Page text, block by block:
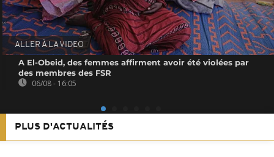
ALLER À LA VIDEO
A El-Obeid, des femmes affirment avoir été violées par
des membres des FSR
06/08 - 16:05
PLUS D'ACTUALITÉS